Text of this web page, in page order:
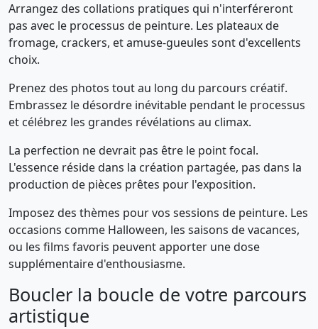
Arrangez des collations pratiques qui n'interféreront
pas avec le processus de peinture. Les plateaux de
fromage, crackers, et amuse-gueules sont d'excellents
choix.
Prenez des photos tout au long du parcours créatif.
Embrassez le désordre inévitable pendant le processus
et célébrez les grandes révélations au climax.
La perfection ne devrait pas être le point focal.
L'essence réside dans la création partagée, pas dans la
production de pièces prêtes pour l'exposition.
Imposez des thèmes pour vos sessions de peinture. Les
occasions comme Halloween, les saisons de vacances,
ou les films favoris peuvent apporter une dose
supplémentaire d'enthousiasme.
Boucler la boucle de votre parcours
artistique